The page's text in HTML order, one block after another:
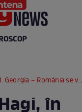
de la 20.00, la Antena 1 şi în AntenaPLAY
în